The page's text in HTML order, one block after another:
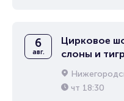
6
авг.
Цирковое
слоны и
чт 18:30